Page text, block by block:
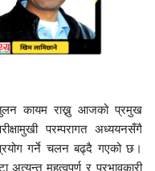
कायम राख्नु आजको प्रमुख
परम्परागत अध्ययनसँगै
गर्ने चलन बढ्दै गएको छ।
महत्वपूर्ण र प्रभावकारी